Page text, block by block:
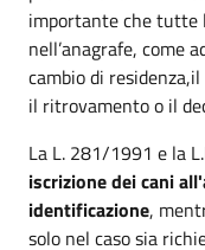
importante che tutte
nell’anagrafe, come
cambio di
il ritrovamento o il
La L. 281/1991 e la
iscrizione dei cani
identificazione,
solo nel caso sia